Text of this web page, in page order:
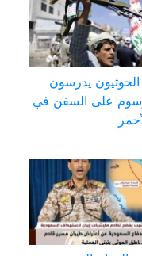
يدرسون
على السفن في